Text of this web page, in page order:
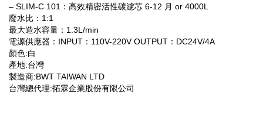
– SLIM-C 101：高效精密活性碳濾芯 6-12 月 or 4000L
廢水比：1:1
最大造水容量：1.3L/min
電源供應器：INPUT：110V-220V OUTPUT：DC24V/4A
顏色:白
產地:台灣
製造商:BWT TAIWAN LTD
台灣總代理:拓霖企業股份有限公司​